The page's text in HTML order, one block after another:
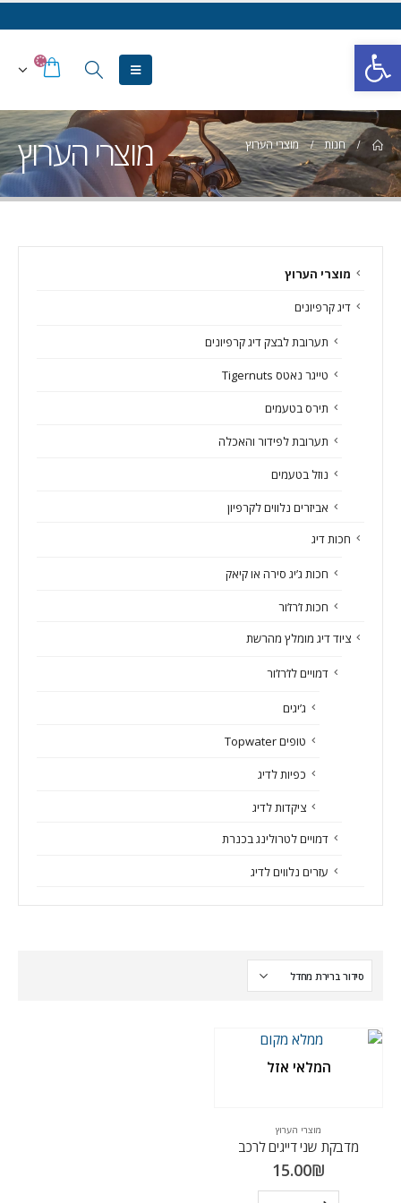
פתח סרגל נגישות
מוצרי הערוץ חנות מוצרי הערוץ
המלאי אזל
מוצרי הערוץ
מדבקת שני דייגים לרכב
15.00₪
מוצרי הערוץ
דיג קרפיונים
תערובת לבצק דיג קרפיונים
טייגר נאטס Tigernuts
תירס בטעמים
תערובת לפידור והאכלה
נוזל בטעמים
אביזרים נלווים לקרפיון
חכות דיג
חכות ג’יג סירה או קיאק
חכות ז’רז’ור
ציוד דיג מומלץ מהרשת
דמויים לז’רז’ור
ג’יגים
טופים Topwater
כפיות לדיג
ציקדות לדיג
דמויים לטרולינג בכנרת
עזרים נלווים לדיג